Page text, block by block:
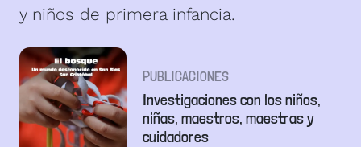
y niños de primera infancia.
PUBLICACIONES
Investigaciones con los niños,
niñas, maestros, maestras y
cuidadores